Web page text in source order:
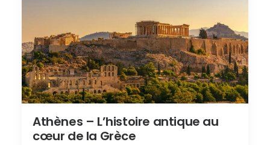
Athènes – L’histoire antique au
cœur de la Grèce